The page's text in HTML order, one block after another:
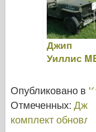
Джип
Уиллис
WalkAround
Опубликовано в
Отмеченных: Джип
комплект